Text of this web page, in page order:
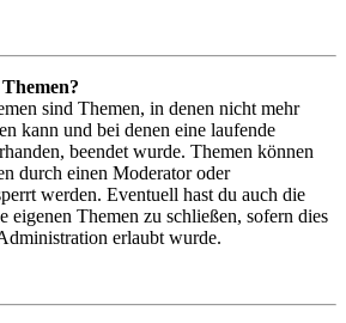
Themen?
sind Themen, in denen nicht mehr
kann und bei denen eine laufende
beendet wurde. Themen können
durch einen Moderator oder
werden. Eventuell hast du auch die
eigenen Themen zu schließen, sofern dies
erlaubt wurde.